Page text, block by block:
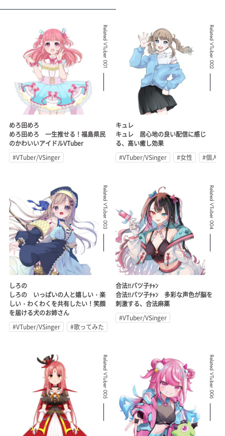
Related VTuber 001
めろ田めろ
めろ田めろ 一生推せる！福島県民
のかわいいアイドルVTuber
#VTuber/VSinger
Related VTuber 002
キュレ
キュレ 居心地の良い配信に感じ
る、高い癒し効果
#VTuber/VSinger
#女性 #個人勢
Related VTuber 003
しろの
しろの いっぱいの人と嬉しい・楽
しい・わくわくを共有したい！笑顔
を届ける犬のお姉さん
#VTuber/VSinger
#歌ってみた
Related VTuber 004
合法‼︎バツ子ﾁｬﾝ
合法‼︎バツ子ﾁｬﾝ 多彩な声色が脳を
刺激する、合法麻薬
#VTuber/VSinger
Related VTuber 005 Related VTuber 006